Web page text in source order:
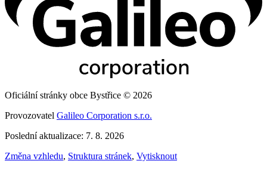
Oficiální stránky obce Bystřice © 2026
Provozovatel Galileo Corporation s.r.o.
Poslední aktualizace: 7. 8. 2026
Změna vzhledu, Struktura stránek, Vytisknout